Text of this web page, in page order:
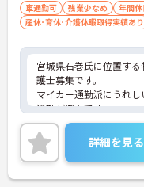
車通勤可 残業少なめ 年間
産休･育休･介護休暇取得実績あり
宮城県石巻氏に位置す
護士募集です。
マイカー通勤派にうれ
通勤が楽々です。
また、月平均残業は5時
時間も大切にすることが
ご興味のある方には、
に詳細をお話いたしま
さい。
詳細を見る